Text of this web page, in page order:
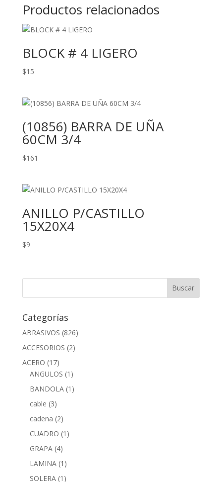
Productos relacionados
BLOCK # 4 LIGERO
$15
(10856) BARRA DE UÑA
60CM 3/4
$161
ANILLO P/CASTILLO
15X20X4
$9
Categorías
ABRASIVOS (826)
ACCESORIOS (2)
ACERO (17)
ANGULOS (1)
BANDOLA (1)
cable (3)
cadena (2)
CUADRO (1)
GRAPA (4)
LAMINA (1)
SOLERA (1)